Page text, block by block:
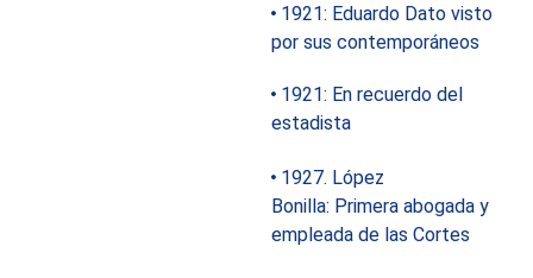
1921: Eduardo Dato visto
por sus contemporáneos
1921: En recuerdo del
estadista
1927. López
Bonilla: Primera abogada y
empleada de las Cortes